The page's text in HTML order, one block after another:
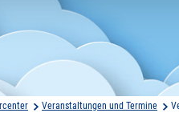
Veranstaltungen und Termine